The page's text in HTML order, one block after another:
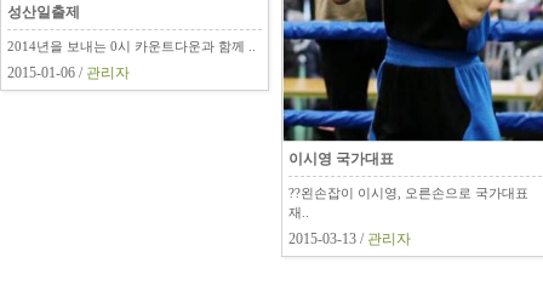
이시영 국가대표
??왼손잡이 이시영, 오른손으로 국가대표
재..
2015-03-13 / 관리자
성산일출제
2014년을 보내는 0시 카운트다운과 함께 ..
2015-01-06 / 관리자